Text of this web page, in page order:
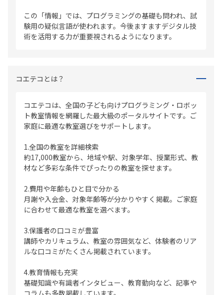
この「情報」では、プログラミングの基礎も問われ、試
験用の疑似言語が使われます。今後ますますデジタル技
術を活用する力が重要視されるようになります。
コエテコとは？
コエテコは、全国の子ども向けプログラミング・ロボッ
ト教室情報を網羅した最大級のポータルサイトです。ご
家庭に最適な教室選びをサポートします。
1.全国の教室を詳細検索
約17,000教室から、地域や駅、対象学年、授業形式、教
材など多彩な条件でぴったりの教室を探せます。
2.費用や年齢もひと目で分かる
月謝や入会金、対象年齢等が分かりやすく掲載。ご家庭
に合わせて最適な教室を選べます。
3.保護者の口コミが豊富
講師やカリキュラム、教室の雰囲気など、体験者のリア
ルな口コミがたくさん掲載されています。
4.教育情報も充実
基礎知識や有識者インタビュー、教育動向など、記事や
コラムも多数掲載しています。